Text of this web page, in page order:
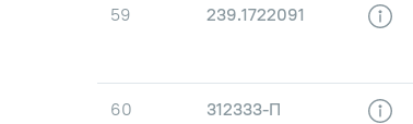
59 239.1722091
60 312333-П